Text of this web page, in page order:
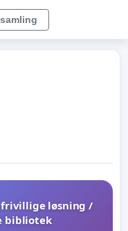
frivillige løsning /
bibliotek